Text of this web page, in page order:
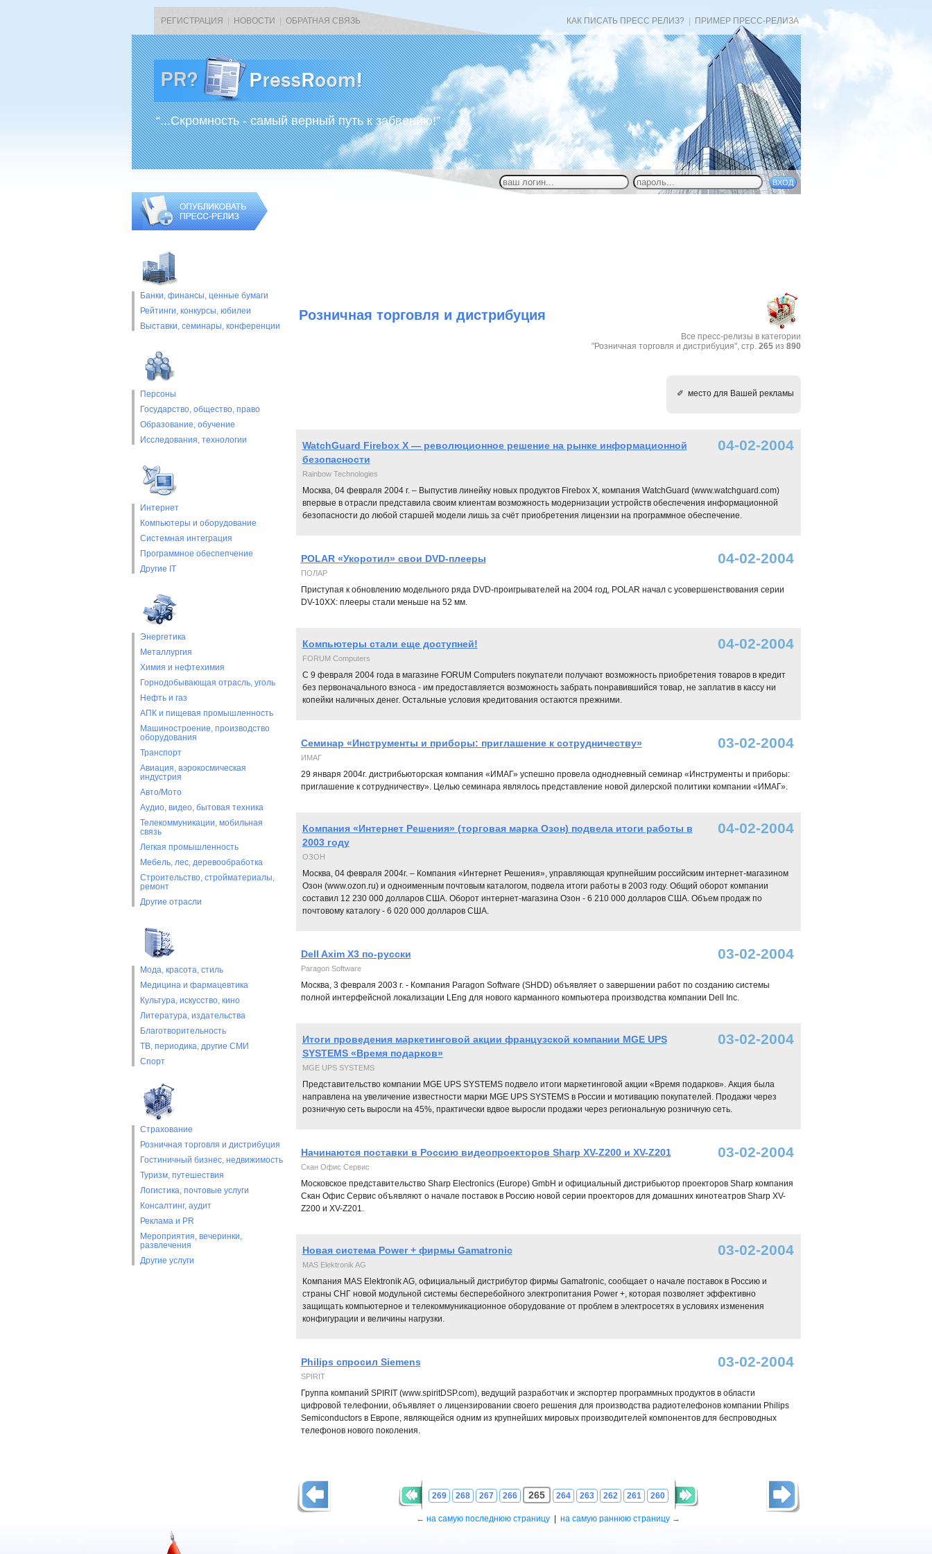
РЕГИСТРАЦИЯ НОВОСТИ ОБРАТНАЯ СВЯЗЬ КАК ПИСАТЬ ПРЕСС РЕЛИЗ? ПРИМЕР ПРЕСС-РЕЛИЗА
“...Скромность - самый верный путь к забвению!”
Банки, финансы, ценные бумаги
Рейтинги, конкурсы, юбилеи
Выставки, cеминары, конференции
Персоны
Государство, общество, право
Образование, обучение
Исследования, технологии
Интернет
Компьютеры и оборудование
Системная интеграция
Программное обеспепчение
Другие IT
Энергетика
Металлургия
Химия и нефтехимия
Горнодобывающая отрасль, уголь
Нефть и газ
АПК и пищевая промышленность
Машиностроение, производство
оборудования
Транспорт
Авиация, аэрокосмическая
индустрия
Авто/Мото
Аудио, видео, бытовая техника
Телекоммуникации, мобильная
связь
Легкая промышленность
Мебель, лес, деревообработка
Строительство, стройматериалы,
ремонт
Другие отрасли
Мода, красота, стиль
Медицина и фармацевтика
Культура, искусство, кино
Литература, издательства
Благотворительность
ТВ, периодика, другие СМИ
Спорт
Страхование
Розничная торговля и дистрибуция
Гостиничный бизнес, недвижимость
Туризм, путешествия
Логистика, почтовые услуги
Консалтинг, аудит
Реклама и PR
Мероприятия, вечеринки,
развлечения
Другие услуги
Розничная торговля и дистрибуция
Все пресс-релизы в категории
"Розничная торговля и дистрибуция", стр. 265из 890
✐ место для Вашей рекламы
WatchGuard Firebox X — революционное решение на рынке информационной
безопасности
04-02-2004
Rainbow Technologies
Москва, 04 февраля 2004 г. – Выпустив линейку новых продуктов Firebox X, компания WatchGuard (www.watchguard.com)
впервые в отрасли представила своим клиентам возможность модернизации устройств обеспечения информационной
безопасности до любой старшей модели лишь за счёт приобретения лицензии на программное обеспечение.
POLAR «Укоротил» свои DVD-плееры 04-02-2004
ПОЛАР
Приступая к обновлению модельного ряда DVD-проигрывателей на 2004 год, POLAR начал с усовершенствования серии
DV-10ХХ: плееры стали меньше на 52 мм.
Компьютеры стали еще доступней! 04-02-2004
FORUM Computers
С 9 февраля 2004 года в магазине FORUM Computers покупатели получают возможность приобретения товаров в кредит
без первоначального взноса - им предоставляется возможность забрать понравившийся товар, не заплатив в кассу ни
копейки наличных денег. Остальные условия кредитования остаются прежними.
Cеминар «Инструменты и приборы: приглашение к сотрудничеству» 03-02-2004
ИМАГ
29 января 2004г. дистрибьюторская компания «ИМАГ» успешно провела однодневный семинар «Инструменты и приборы:
приглашение к сотрудничеству». Целью семинара являлось представление новой дилерской политики компании «ИМАГ».
Компания «Интернет Решения» (торговая марка Озон) подвела итоги работы в
2003 году
04-02-2004
ОЗОН
Москва, 04 февраля 2004г. – Компания «Интернет Решения», управляющая крупнейшим российским интернет-магазином
Озон (www.ozon.ru) и одноименным почтовым каталогом, подвела итоги работы в 2003 году. Общий оборот компании
составил 12 230 000 долларов США. Оборот интернет-магазина Озон - 6 210 000 долларов США. Объем продаж по
почтовому каталогу - 6 020 000 долларов США.
Dell Axim X3 по-русски 03-02-2004
Paragon Software
Москва, 3 февраля 2003 г. - Компания Paragon Software (SHDD) объявляет о завершении работ по созданию системы
полной интерфейсной локализации LEng для нового карманного компьютера производства компании Dell Inc.
Итоги проведения маркетинговой акции французской компании MGE UPS
SYSTEMS «Время подарков»
03-02-2004
MGE UPS SYSTEMS
Представительство компании MGE UPS SYSTEMS подвело итоги маркетинговой акции «Время подарков». Акция была
направлена на увеличение известности марки MGE UPS SYSTEMS в России и мотивацию покупателей. Продажи через
розничную сеть выросли на 45%, практически вдвое выросли продажи через региональную розничную сеть.
Начинаются поставки в Россию видеопроекторов Sharp XV-Z200 и XV-Z201 03-02-2004
Скан Офис Сервис
Московское представительство Sharp Electronics (Europe) GmbH и официальный дистрибьютор проекторов Sharp компания
Скан Офис Сервис объявляют о начале поставок в Россию новой серии проекторов для домашних кинотеатров Sharp XV-
Z200 и XV-Z201.
Новая система Power + фирмы Gamatronic 03-02-2004
MAS Elektronik AG
Компания MAS Elektronik AG, официальный дистрибутор фирмы Gamatronic, сообщает о начале поставок в Россию и
страны СНГ новой модульной системы бесперебойного электропитания Power +, которая позволяет эффективно
защищать компьютерное и телекоммуникационное оборудование от проблем в электросетях в условиях изменения
конфигурации и величины нагрузки.
Philips спросил Siemens 03-02-2004
SPIRIT
Группа компаний SPIRIT (www.spiritDSP.com), ведущий разработчик и экспортер программных продуктов в области
цифровой телефонии, объявляет о лицензировании своего решения для производства радиотелефонов компании Philips
Semiconductors в Европе, являющейся одним из крупнейших мировых производителей компонентов для беспроводных
телефонов нового поколения.
269 268 267 266 265 264 263 262 261 260
← на самую последнюю страницу на самую раннюю страницу →